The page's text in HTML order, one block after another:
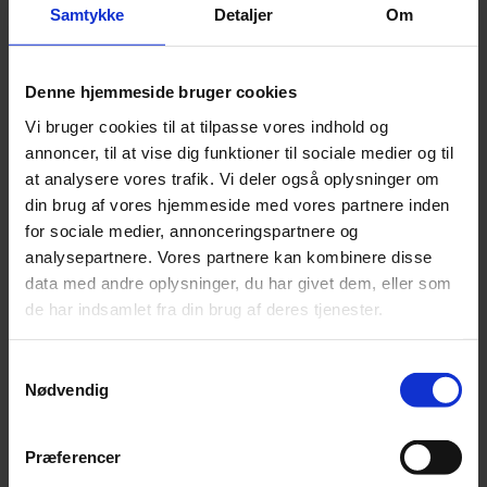
Samtykke Detaljer Om
Denne hjemmeside bruger cookies
Vi bruger cookies til at tilpasse vores indhold og
annoncer, til at vise dig funktioner til sociale medier og til
at analysere vores trafik. Vi deler også oplysninger om
din brug af vores hjemmeside med vores partnere inden
for sociale medier, annonceringspartnere og
analysepartnere. Vores partnere kan kombinere disse
data med andre oplysninger, du har givet dem, eller som
de har indsamlet fra din brug af deres tjenester.
Nødvendig
Præferencer
Rødme og irritation
Heste og produktionsdyr
Bruges ofte til:
Pleje af hud udsat for fugt, vejr og sol
Hud i man- og haleområde
Hud, der reagerer i sommerperioden
Tør og irriteret hud
Vigtigt
og erstatter ikke
dyrlægefaglig rådgivning eller behandling.